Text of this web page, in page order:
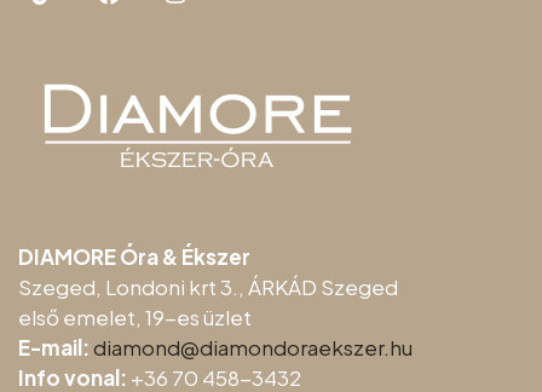
DIAMORE Óra & Ékszer
Szeged, Londoni krt 3., ÁRKÁD Szeged
első emelet, 19-es üzlet
E-mail:diamond@diamondoraekszer.hu
Info vonal: +36 70 458-3432